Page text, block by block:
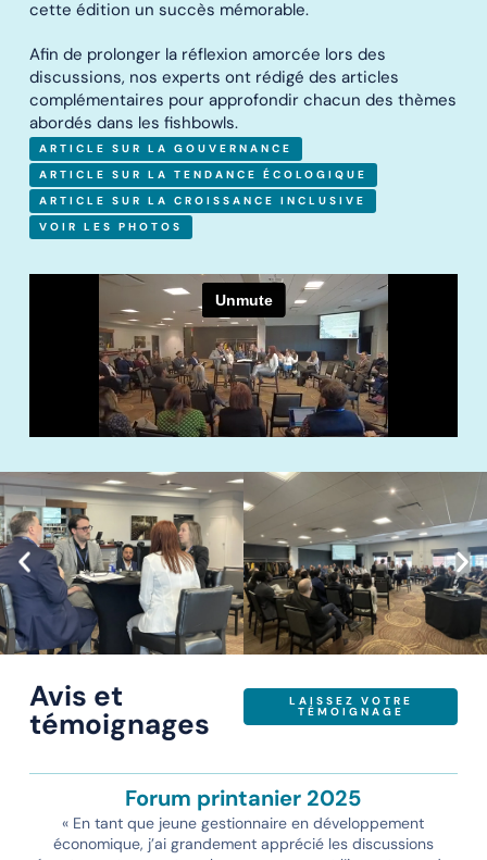
cette édition un succès mémorable.
Afin de prolonger la réflexion amorcée lors des
discussions, nos experts ont rédigé des articles
complémentaires pour approfondir chacun des thèmes
abordés dans les fishbowls.
ARTICLE SUR LA GOUVERNANCE
ARTICLE SUR LA TENDANCE ÉCOLOGIQUE
ARTICLE SUR LA CROISSANCE INCLUSIVE
VOIR LES PHOTOS
Avis et
témoignages
LAISSEZ VOTRE
TÉMOIGNAGE
Forum printanier 2025
« En tant que jeune gestionnaire en développement
économique, j’ai grandement apprécié les discussions